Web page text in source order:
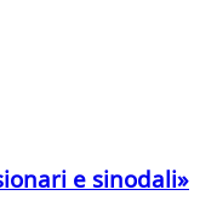
e sinodali»